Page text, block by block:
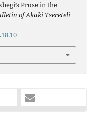
Prose in the
of Akaki Tsereteli